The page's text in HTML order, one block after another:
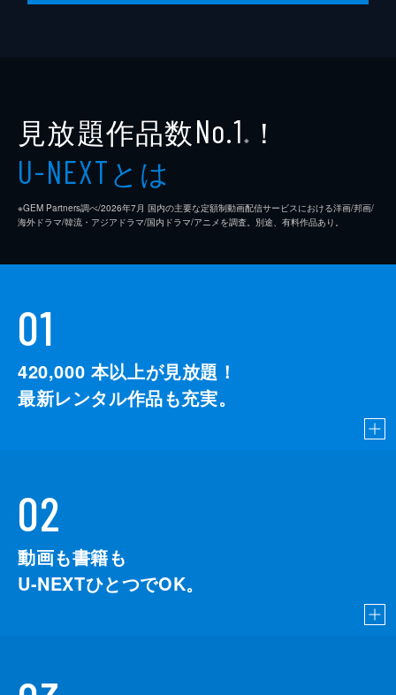
見放題作品数No.1 ※ ！
U-NEXTとは
※GEM Partners調べ/2026年7⽉ 国内の主要な定額制動画配信サービスにおける洋画/邦画/
海外ドラマ/韓流・アジアドラマ/国内ドラマ/アニメを調査。別途、有料作品あり。
01
420,000 本以上が見放題！
最新レンタル作品も充実。
02
動画も書籍も
U-NEXTひとつでOK。